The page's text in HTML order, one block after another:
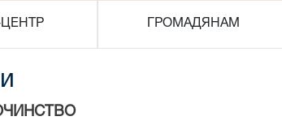
ЦЕНТР ГРОМАДЯНАМ